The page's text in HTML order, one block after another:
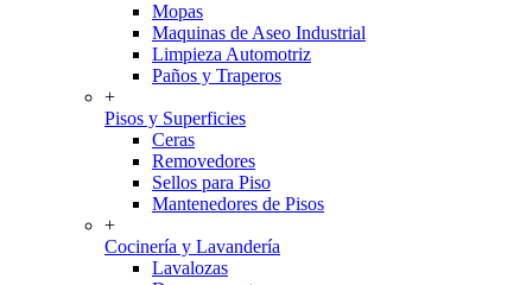
Mopas
Maquinas de Aseo Industrial
Limpieza Automotriz
Paños y Traperos
+
Pisos y Superficies
Ceras
Removedores
Sellos para Piso
Mantenedores de Pisos
+
Cocinería y Lavandería
Lavalozas